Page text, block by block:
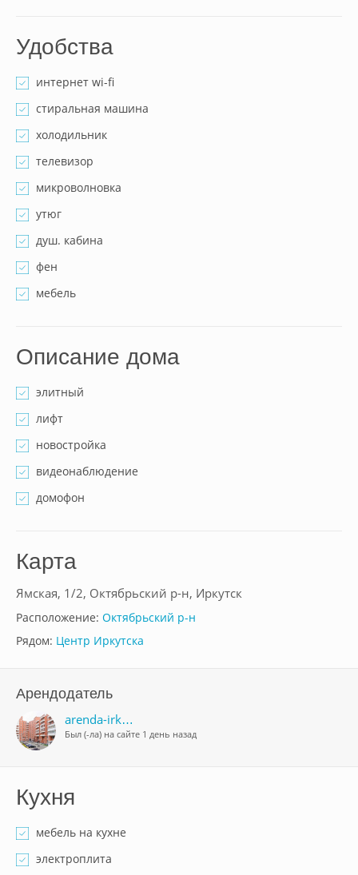
Удобства
интернет wi-fi
стиральная машина
холодильник
телевизор
микроволновка
утюг
душ. кабина
фен
мебель
Описание дома
элитный
лифт
новостройка
видеонаблюдение
домофон
Карта
Ямская, 1/2, Октябрьский р-н, Иркутск
Расположение: Октябрьский р-н
Рядом: Центр Иркутска
Арендодатель
arenda-irk…
Был (-ла) на сайте 1 день назад
Кухня
мебель на кухне
электроплита